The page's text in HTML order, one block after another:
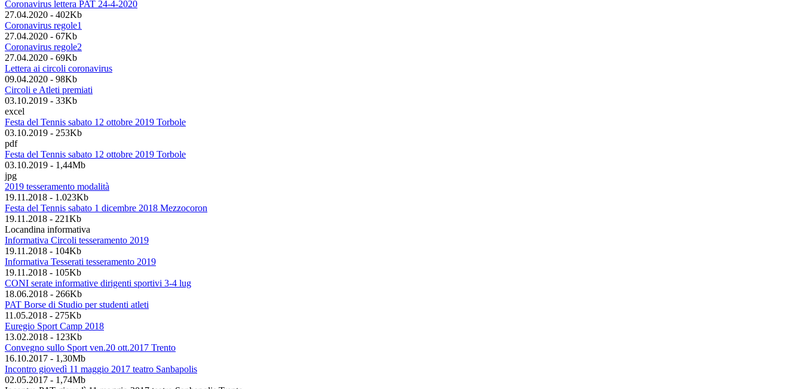
Coronavirus lettera PAT 24-4-2020
27.04.2020 - 402Kb
Coronavirus regole1
27.04.2020 - 67Kb
Coronavirus regole2
27.04.2020 - 69Kb
Lettera ai circoli coronavirus
09.04.2020 - 98Kb
Circoli e Atleti premiati
03.10.2019 - 33Kb
excel
Festa del Tennis sabato 12 ottobre 2019 Torbole
03.10.2019 - 253Kb
pdf
Festa del Tennis sabato 12 ottobre 2019 Torbole
03.10.2019 - 1,44Mb
jpg
2019 tesseramento modalità
19.11.2018 - 1.023Kb
Festa del Tennis sabato 1 dicembre 2018 Mezzocoron
19.11.2018 - 221Kb
Locandina informativa
Informativa Circoli tesseramento 2019
19.11.2018 - 104Kb
Informativa Tesserati tesseramento 2019
19.11.2018 - 105Kb
CONI serate informative dirigenti sportivi 3-4 lug
18.06.2018 - 266Kb
PAT Borse di Studio per studenti atleti
11.05.2018 - 275Kb
Euregio Sport Camp 2018
13.02.2018 - 123Kb
Convegno sullo Sport ven.20 ott.2017 Trento
16.10.2017 - 1,30Mb
Incontro giovedì 11 maggio 2017 teatro Sanbapolis
02.05.2017 - 1,74Mb